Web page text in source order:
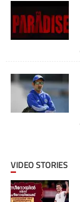
VIDEO STORIES